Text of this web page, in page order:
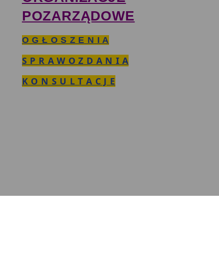
POZARZĄDOWE
O G Ł O S Z E N I A
S P R A W O Z D A N I A
K O N S U L T A C J E